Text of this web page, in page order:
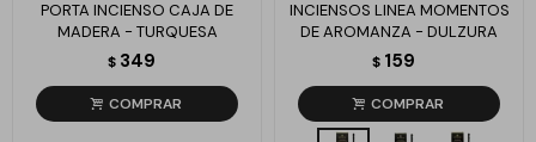
PORTA INCIENSO CAJA DE
MADERA - TURQUESA
$ 349
INCIENSOS LINEA MOMENTOS
DE AROMANZA - DULZURA
$ 159